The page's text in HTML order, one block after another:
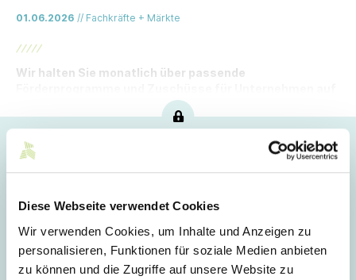
Diese Webseite verwendet Cookies
Wir verwenden Cookies, um Inhalte und Anzeigen zu
personalisieren, Funktionen für soziale Medien anbieten
zu können und die Zugriffe auf unsere Website zu
01.06.2026 // Fachkräfte + Märkte
Wir halten Sie monatlich über passende
Login